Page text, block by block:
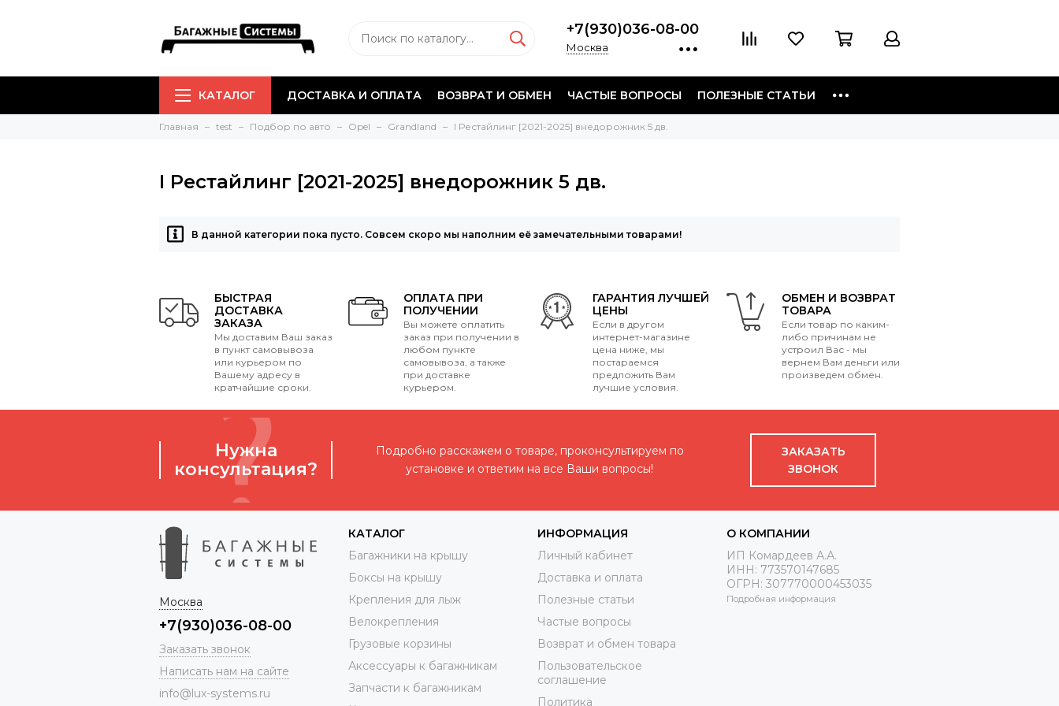
+7(930)036-08-00
Москва
КАТАЛОГ ДОСТАВКА И ОПЛАТА ВОЗВРАТ И ОБМЕН ЧАСТЫЕ ВОПРОСЫ ПОЛЕЗНЫЕ СТАТЬИ
Главная test Подбор по авто Opel Grandland I Рестайлинг [2021-2025] внедорожник 5 дв.
I Рестайлинг [2021-2025] внедорожник 5 дв.
В данной категории пока пусто. Совсем скоро мы наполним её замечательными товарами!
БЫСТРАЯ
ДОСТАВКА
ЗАКАЗА
Мы доставим Ваш заказ
в пункт самовывоза
или курьером по
Вашему адресу в
кратчайшие сроки.
ОПЛАТА ПРИ
ПОЛУЧЕНИИ
Вы можете оплатить
заказ при получении в
любом пункте
самовывоза, а также
при доставке
курьером.
ГАРАНТИЯ ЛУЧШЕЙ
ЦЕНЫ
Если в другом
интернет-магазине
цена ниже, мы
постараемся
предложить Вам
лучшие условия.
ОБМЕН И ВОЗВРАТ
ТОВАРА
Если товар по каким-
либо причинам не
устроил Вас - мы
вернем Вам деньги или
произведем обмен.
Нужна
консультация?
Подробно расскажем о товаре, проконсультируем по
установке и ответим на все Ваши вопросы!
ЗАКАЗАТЬ
ЗВОНОК
Москва
+7(930)036-08-00
Заказать звонок
Написать нам на сайте
info@lux-systems.ru
КАТАЛОГ
Багажники на крышу
Боксы на крышу
Крепления для лыж
Велокрепления
Грузовые корзины
Аксессуары к багажникам
Запчасти к багажникам
ИНФОРМАЦИЯ
Личный кабинет
Доставка и оплата
Полезные статьи
Частые вопросы
Возврат и обмен товара
Пользовательское
соглашение
Политика
О КОМПАНИИ
ИП Комардеев А.А.
ИНН: 773570147685
ОГРН: 307770000453035
Подробная информация